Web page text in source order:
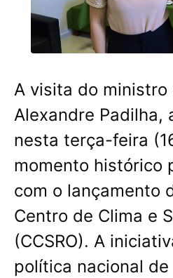
A visita do ministro
Alexandre Padilha,
nesta terça-feira
momento histórico
com o lançamento
Centro de Clima e
(CCSRO). A
política nacional